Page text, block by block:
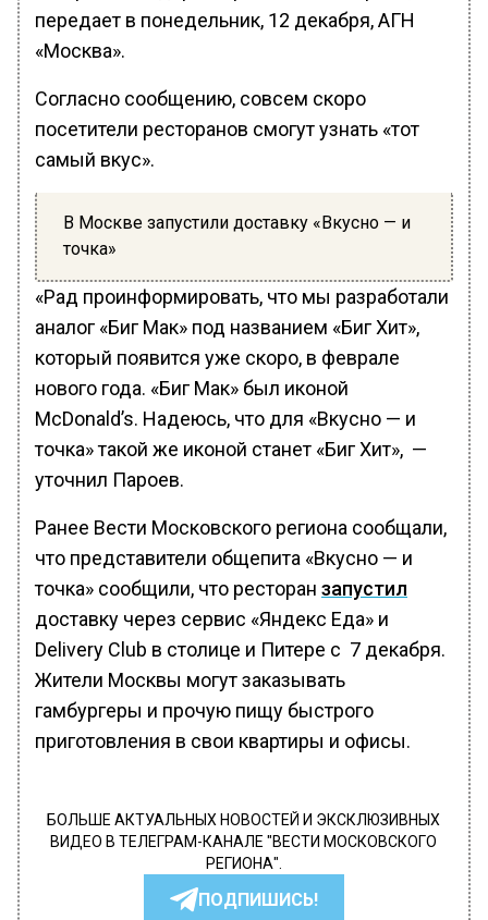
передает в понедельник, 12 декабря, АГН
«Москва».
Согласно сообщению, совсем скоро
посетители ресторанов смогут узнать «тот
самый вкус».
В Москве запустили доставку «Вкусно — и
точка»
«Рад проинформировать, что мы разработали
аналог «Биг Мак» под названием «Биг Хит»,
который появится уже скоро, в феврале
нового года. «Биг Мак» был иконой
McDonald’s. Надеюсь, что для «Вкусно — и
точка» такой же иконой станет «Биг Хит», —
уточнил Пароев.
Ранее Вести Московского региона сообщали,
что представители общепита «Вкусно — и
точка» сообщили, что ресторан запустил
доставку через сервис «Яндекс Еда» и
Delivery Club в столице и Питере с 7 декабря.
Жители Москвы могут заказывать
гамбургеры и прочую пищу быстрого
приготовления в свои квартиры и офисы.
БОЛЬШЕ АКТУАЛЬНЫХ НОВОСТЕЙ И ЭКСКЛЮЗИВНЫХ
ВИДЕО В ТЕЛЕГРАМ-КАНАЛЕ "ВЕСТИ МОСКОВСКОГО
РЕГИОНА".
ПОДПИШИСЬ!